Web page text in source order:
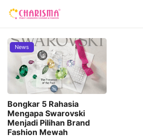
News
Bongkar 5 Rahasia
Mengapa Swarovski
Menjadi Pilihan Brand
Fashion Mewah